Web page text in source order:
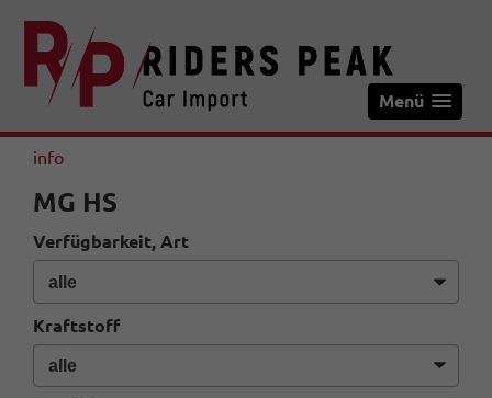
Menü
info
MG HS
Verfügbarkeit, Art
Kraftstoff